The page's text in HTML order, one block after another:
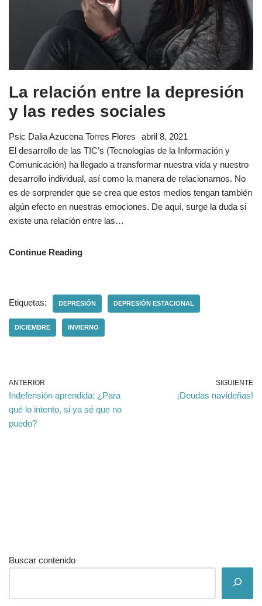
La relación entre la depresión
y las redes sociales
Psic Dalia Azucena Torres Flores
abril 8, 2021
El desarrollo de las TIC’s (Tecnologías de la Información y
Comunicación) ha llegado a transformar nuestra vida y nuestro
desarrollo individual, así como la manera de relacionarnos. No
es de sorprender que se crea que estos medios tengan también
algún efecto en nuestras emociones. De aquí, surge la duda si
existe una relación entre las…
Continue Reading
Etiquetas: DEPRESIÓN DEPRESIÓN ESTACIONAL
DICIEMBRE INVIERNO
ANTERIOR
Indefensión aprendida: ¿Para
qué lo intento, si ya sé que no
puedo?
SIGUIENTE
¡Deudas navideñas!
Buscar contenido